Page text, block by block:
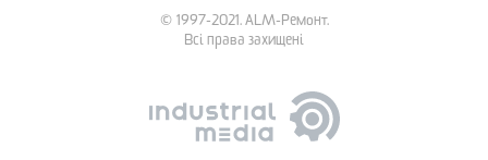
© 1997-2021. ALM-Ремонт.
Всі права захищені